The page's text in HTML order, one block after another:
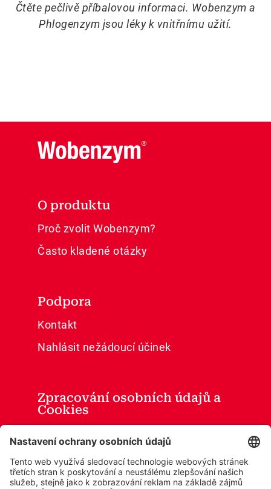
Čtěte pečlivě příbalovou informaci. Wobenzym a
Phlogenzym jsou léky k vnitřnímu užití.
O produktu
Proč zvolit Wobenzym?
Často kladené otázky
Podpora
Kontakt
Nahlásit nežádoucí účinek
Zpracování osobních údajů a
Cookies
Ochrana osobních údajů
Cookies